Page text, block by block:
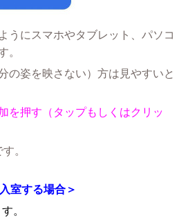
うにスマホやタブレット、パソコ
。
の姿を映さない）方は見やすいと
を押す（タップもしくはクリッ
。
室する場合＞
。